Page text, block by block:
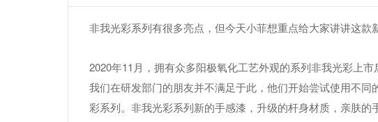
非我光彩系列有很多亮点，但今天小菲想重点给大家讲讲这款
2020年11月，拥有众多阳极氧化工艺外观的系列非我光彩上
我们在研发部门的朋友并不满足于此，他们开始尝试使用不
彩系列。非我光彩系列新的手感漆，升级的杆身材质，亲肤的